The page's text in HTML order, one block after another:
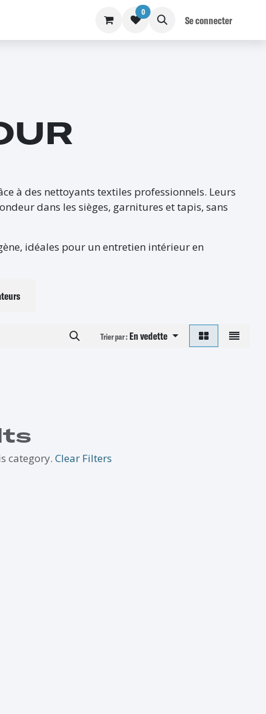
0
Se connecter
à des nettoyants textiles professionnels. Leurs
dans les sièges, garnitures et tapis, sans
idéales pour un entretien intérieur en
Trier par :En vedette
category. Clear Filters